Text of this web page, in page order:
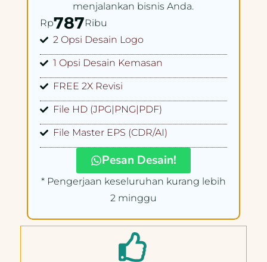
menjalankan bisnis Anda.
Rp787Ribu
2 Opsi Desain Logo
1 Opsi Desain Kemasan
FREE 2X Revisi
File HD (JPG|PNG|PDF)
File Master EPS (CDR/AI)
Pesan Desain!
* Pengerjaan keseluruhan kurang lebih
2 minggu